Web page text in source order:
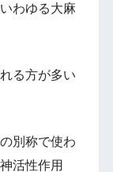
わゆる大麻
る方が多い
別称で使わ
活性作用